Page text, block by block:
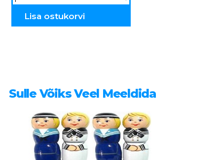
&
kogusLisa ostukorvi
Sulle Võiks Veel Meeldida